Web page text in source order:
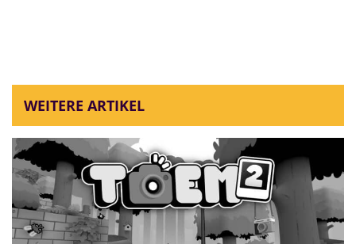
WEITERE ARTIKEL